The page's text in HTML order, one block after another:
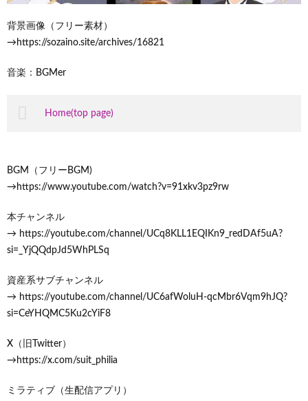
背景画像（フリー素材）
→https://sozaino.site/archives/16821
音楽：BGMer
Home(top page)
BGM（フリーBGM)
→https://www.youtube.com/watch?v=91xkv3pz9rw
本チャンネル
→ https://youtube.com/channel/UCq8KLL1EQIKn9_redDAf5uA?
si=_YjQQdpJd5WhPLSq
資産系サブチャンネル
→ https://youtube.com/channel/UC6afWoluH-qcMbr6Vqm9hJQ?
si=CeYHQMC5Ku2cYiF8
X（旧Twitter）
→https://x.com/suit_philia
ミラティブ（生配信アプリ）